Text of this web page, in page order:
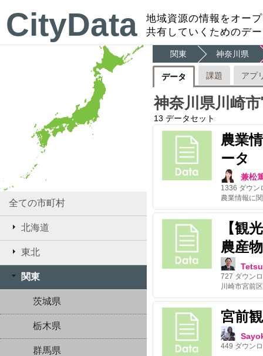
CityData
地域資源の情報をオー
共有していくためのデ
全ての市町村
北海道
東北
関東
茨城県
栃木県
群馬県
関東 神奈川県
データ 課題 アプ
神奈川県川崎
13 データセット
農業
ータ
兼松
1336 ダウン
【観
農産
727 ダウン
宮前
449 ダウン